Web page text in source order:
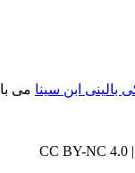
بالینی ابن سینا می